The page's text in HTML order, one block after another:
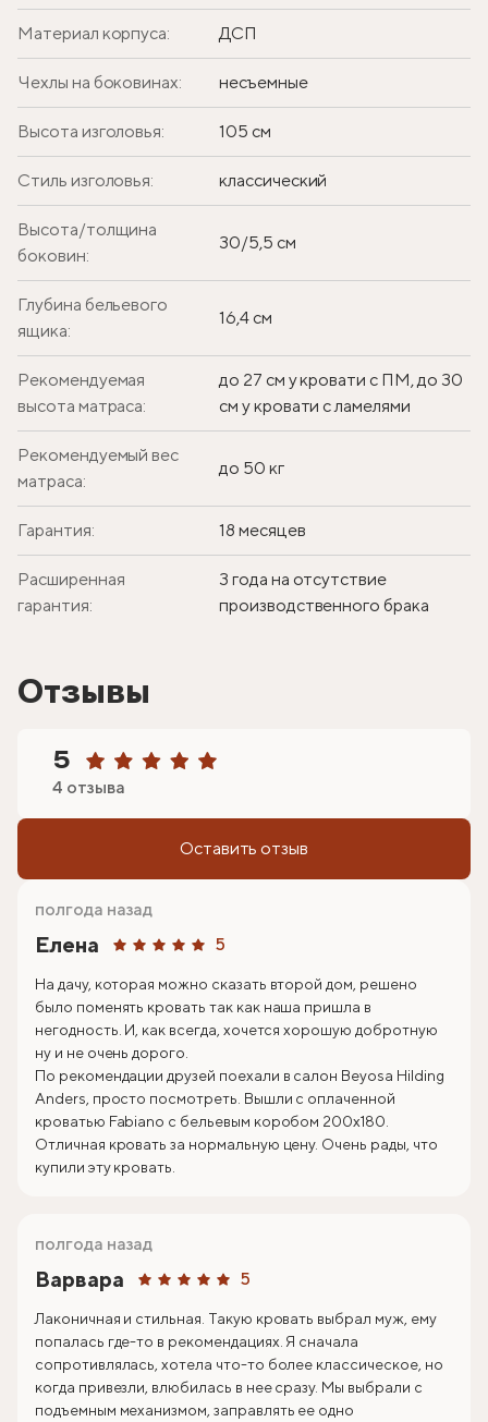
Материал корпуса: ДСП
Чехлы на боковинах: несъемные
Высота изголовья: 105 см
Стиль изголовья: классический
Высота/толщина
боковин:
30/5,5 см
Глубина бельевого
ящика:
16,4 см
Рекомендуемая
высота матраса:
до 27 см у кровати с ПМ, до 30
см у кровати с ламелями
Рекомендуемый вес
матраса:
до 50 кг
Гарантия: 18 месяцев
Расширенная
гарантия:
3 года на отсутствие
производственного брака
Отзывы
5
4 отзыва
Оставить отзыв
Елена 5
полгода назад
На дачу, которая можно сказать второй дом, решено
было поменять кровать так как наша пришла в
негодность. И, как всегда, хочется хорошую добротную
ну и не очень дорого.
По рекомендации друзей поехали в салон Beyosa Hilding
Anders, просто посмотреть. Вышли с оплаченной
кроватью Fabiano с бельевым коробом 200х180.
Отличная кровать за нормальную цену. Очень рады, что
купили эту кровать.
Варвара 5
полгода назад
Лаконичная и стильная. Такую кровать выбрал муж, ему
попалась где-то в рекомендациях. Я сначала
сопротивлялась, хотела что-то более классическое, но
когда привезли, влюбилась в нее сразу. Мы выбрали с
подъемным механизмом, заправлять ее одно